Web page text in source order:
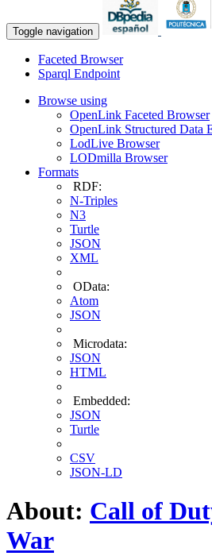
Toggle navigation
Faceted Browser
Sparql Endpoint
Browse using
OpenLink Faceted Browser
OpenLink Structured Data
LodLive Browser
LODmilla Browser
Formats
RDF:
N-Triples
N3
Turtle
JSON
XML
OData:
Atom
JSON
Microdata:
JSON
HTML
Embedded:
JSON
Turtle
CSV
JSON-LD
About: Call of
War